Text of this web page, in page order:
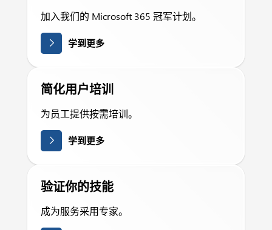
加入我们的 Microsoft 365 冠军计划。
学到更多
简化用户培训
为员工提供按需培训。
学到更多
验证你的技能
成为服务采用专家。